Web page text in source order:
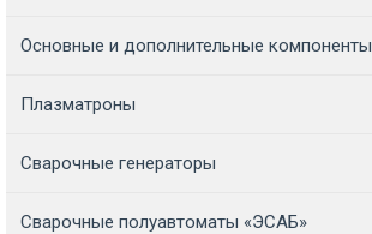
Основные и дополнительные компоненты
Плазматроны
Сварочные генераторы
Сварочные полуавтоматы «ЭСАБ»